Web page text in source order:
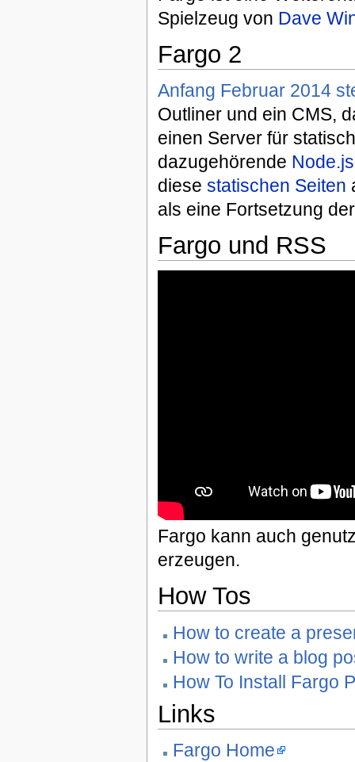
Spielzeug von Dave
Fargo 2
Anfang Februar 2014
Outliner und ein CMS,
einen Server für
dazugehörende Node.js
diese statischen Seiten
als eine Fortsetzung
Fargo und RSS
Fargo kann auch
erzeugen.
How Tos
How to create a
How to write a blog
How To Install Fargo
Links
Fargo Home